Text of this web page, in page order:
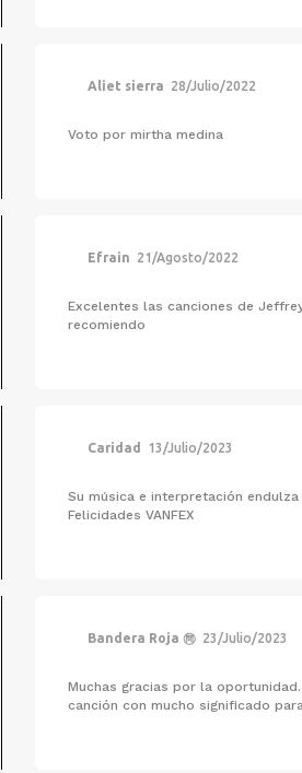
Aliet sierra 28/Julio/2022
Voto por mirtha medina
Efrain 21/Agosto/2022
Excelentes las canciones de
recomiendo
Caridad 13/Julio/2023
Su música e interpretación
Felicidades VANFEX
Bandera Roja ㉄ 23/Julio/2023
Muchas gracias por la
canción con mucho significado